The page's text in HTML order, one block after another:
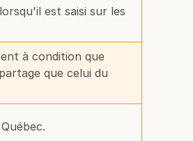
est saisi sur les
à condition que
que celui du